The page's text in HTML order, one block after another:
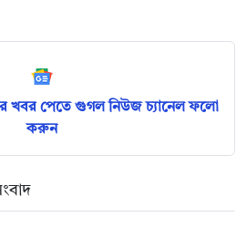
খবর পেতে গুগল নিউজ চ্যানেল ফলো
করুন